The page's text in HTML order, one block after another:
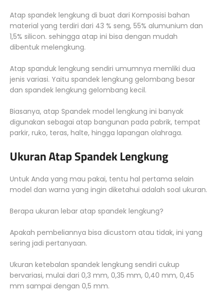
Atap spandek lengkung di buat dari Komposisi bahan
material yang terdiri dari 43 % seng, 55% alumunium dan
1,5% silicon. sehingga atap ini bisa dengan mudah
dibentuk melengkung.
Atap spanduk lengkung sendiri umumnya memliki dua
jenis variasi. Yaitu spandek lengkung gelombang besar
dan spandek lengkung gelombang kecil.
Biasanya, atap Spandek model lengkung ini banyak
digunakan sebagai atap bangunan pada pabrik, tempat
parkir, ruko, teras, halte, hingga lapangan olahraga.
Ukuran Atap Spandek Lengkung
Untuk Anda yang mau pakai, tentu hal pertama selain
model dan warna yang ingin diketahui adalah soal ukuran.
Berapa ukuran lebar atap spandek lengkung?
Apakah pembeliannya bisa dicustom atau tidak, ini yang
sering jadi pertanyaan.
Ukuran ketebalan spandek lengkung sendiri cukup
bervariasi, mulai dari 0,3 mm, 0,35 mm, 0,40 mm, 0,45
mm sampai dengan 0,5 mm.